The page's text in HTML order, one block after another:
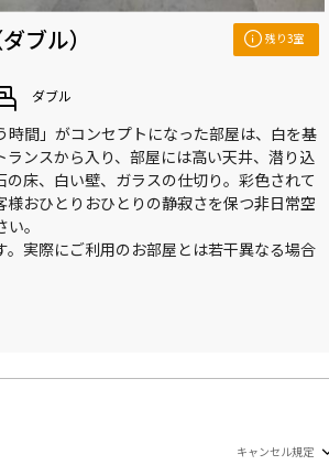
ブル） 残り3室
ダブル
時間」がコンセプトになった部屋は、白を基
ンスから入り、部屋には高い天井、潜り込
床、白い壁、ガラスの仕切り。彩色されて
おひとりおひとりの静寂さを保つ非日常空
。
実際にご利用のお部屋とは若干異なる場合
キャンセル規定